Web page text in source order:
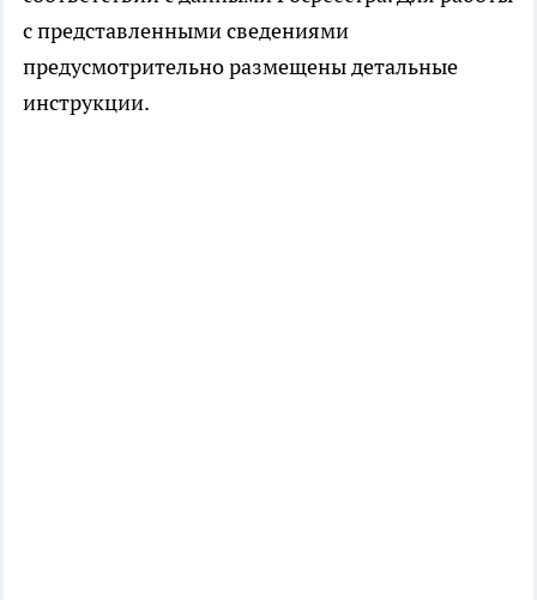
с представленными сведениями
предусмотрительно размещены детальные
инструкции.